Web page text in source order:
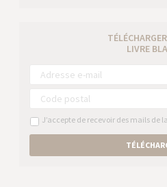
LIVRE
J’accepte de recevoir des mails de